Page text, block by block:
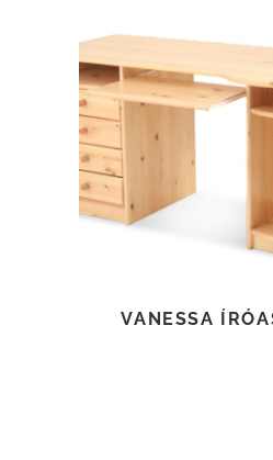
TOVÁBB
VANESSA